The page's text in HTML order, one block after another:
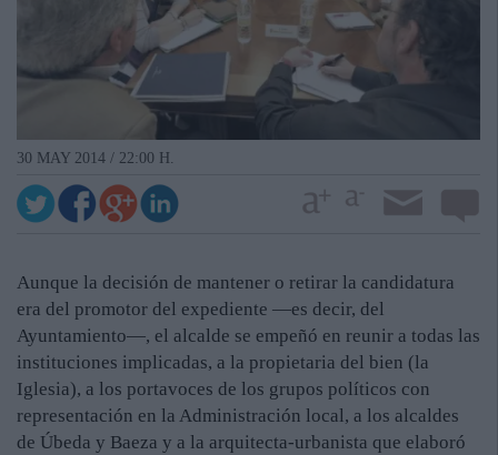
30 MAY 2014 / 22:00 H.
Aunque la decisión de mantener o retirar la candidatura
era del promotor del expediente —es decir, del
Ayuntamiento—, el alcalde se empeñó en reunir a todas las
instituciones implicadas, a la propietaria del bien (la
Iglesia), a los portavoces de los grupos políticos con
representación en la Administración local, a los alcaldes
de Úbeda y Baeza y a la arquitecta-urbanista que elaboró